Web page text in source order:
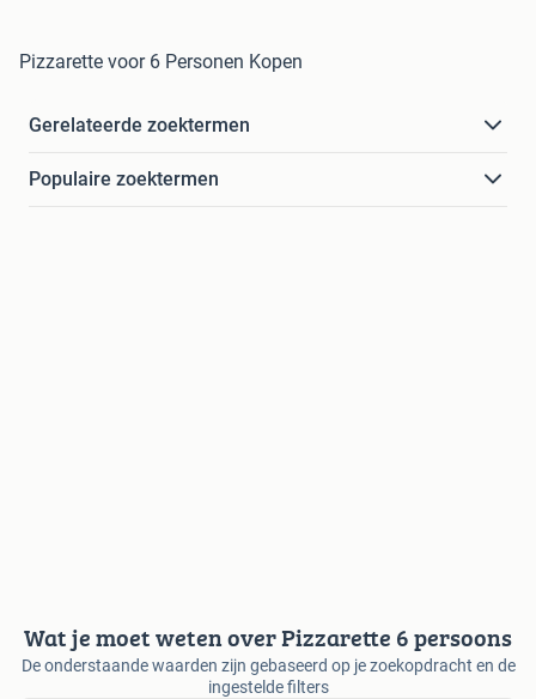
Pizzarette voor 6 Personen Kopen
Gerelateerde zoektermen
Populaire zoektermen
Wat je moet weten over Pizzarette 6 persoons
De onderstaande waarden zijn gebaseerd op je zoekopdracht en de
ingestelde filters